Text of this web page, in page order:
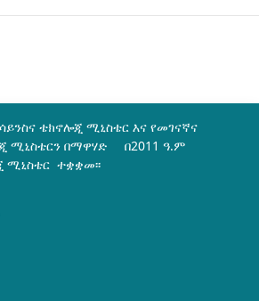
ቴክኖሎጂ ሚኒስቴር እና የመገናኛና
ሚኒስቴርን በማዋሃድ በ2011 ዓ.ም
ሚኒስቴር ተቋቋመ፡፡